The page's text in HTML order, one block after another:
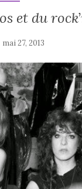
et du
mai 27, 2013